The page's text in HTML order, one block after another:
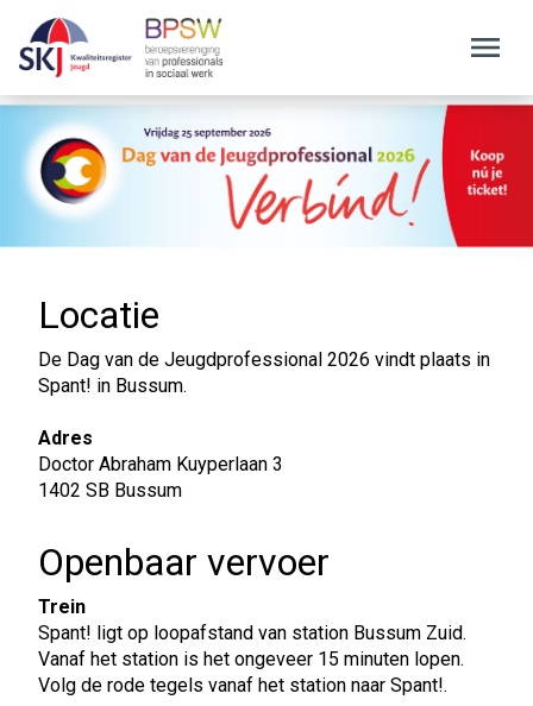
Locatie
De Dag van de Jeugdprofessional 2026 vindt plaats in
Spant! in Bussum.
Adres
Doctor Abraham Kuyperlaan 3
1402 SB Bussum
Openbaar vervoer
Trein
Spant! ligt op loopafstand van station Bussum Zuid.
Vanaf het station is het ongeveer 15 minuten lopen.
Volg de rode tegels vanaf het station naar Spant!.